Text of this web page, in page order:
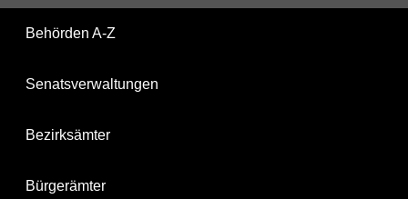
Behörden A-Z
Senatsverwaltungen
Bezirksämter
Bürgerämter